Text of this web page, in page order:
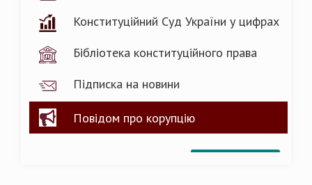
Конституційний Суд України у цифрах
Бібліотека конституційного права
Підписка на новини
Повідом про корупцію